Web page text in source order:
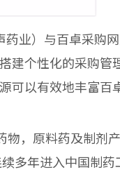
业）与百卓采购
建个性化的采购管
可以有效地丰富百
，原料药及制剂
多年进入中国制